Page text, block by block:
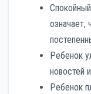
означает,
Ребенок
новостей
Ребенок